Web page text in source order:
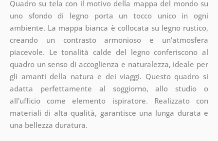
Quadro su tela con il motivo della mappa del mondo su
uno sfondo di legno porta un tocco unico in ogni
ambiente. La mappa bianca è collocata su legno rustico,
creando un contrasto armonioso e un'atmosfera
piacevole. Le tonalità calde del legno conferiscono al
quadro un senso di accoglienza e naturalezza, ideale per
gli amanti della natura e dei viaggi. Questo quadro si
adatta perfettamente al soggiorno, allo studio o
all'ufficio come elemento ispiratore. Realizzato con
materiali di alta qualità, garantisce una lunga durata e
una bellezza duratura.